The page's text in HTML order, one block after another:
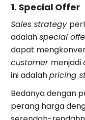
1. Special Offer
Sales strategy
adalahspecial
dapat
customer menjadi
ini adalahpricing
Bedanya dengan
perang harga